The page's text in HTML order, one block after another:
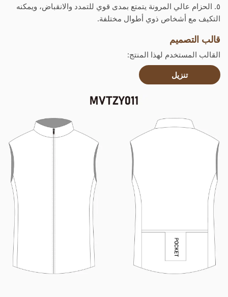
٥. الحزام عالي المرونة يتمتع بمدى قوي للتمدد والانقباض، ويمكنه
التكيف مع أشخاص ذوي أطوال مختلفة.
قالب التصميم
القالب المستخدم لهذا المنتج:
تنزيل